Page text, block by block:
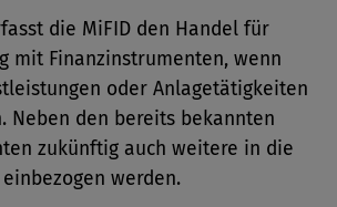
die MiFID den Handel für
mit Finanzinstrumenten, wenn
oder Anlagetätigkeiten
Neben den bereits bekannten
zukünftig auch weitere in die
werden.